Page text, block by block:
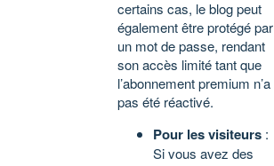
certains cas, le blog peut
également être protégé par
un mot de passe, rendant
son accès limité tant que
l’abonnement premium n’a
pas été réactivé.
Pour les visiteurs :
Si vous avez des